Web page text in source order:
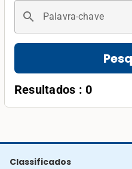
search Palavra-chave
Resultados : 0
Classificados